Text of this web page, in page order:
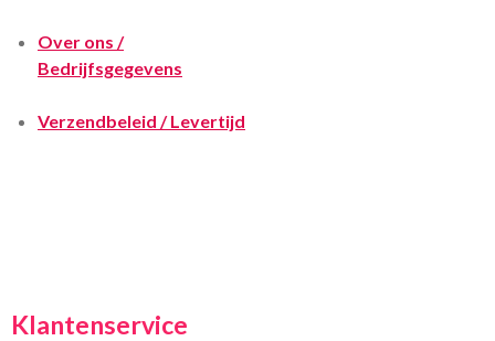
Over ons /
Bedrijfsgegevens
Verzendbeleid / Levertijd
Klantenservice